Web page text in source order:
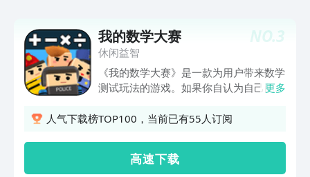
NO.3
我的数学大赛
休闲益智
《我的数学大赛》是一款为用户带来数学
测试玩法的游戏。如果你自认为自己的数
中测测吧。游戏中玩家会遇见很多的对
确。感兴趣的朋友快来下载吧，一定不会
让你失望的。
更多
人气下载榜TOP100，当前已有55人订阅
高 速 下 载